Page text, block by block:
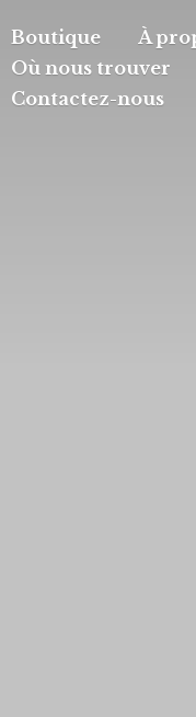
Boutique
À
Où nous trouver
Contactez-nous